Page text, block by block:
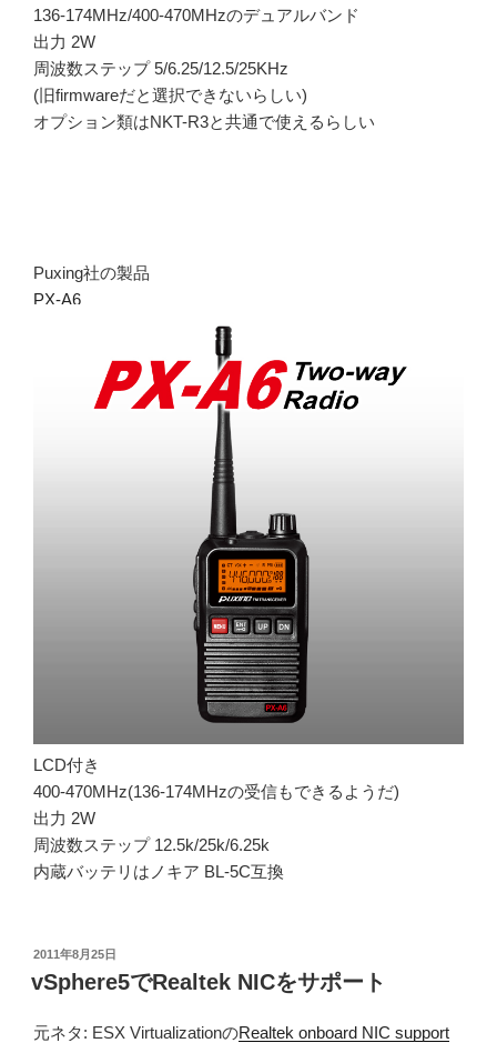
136-174MHz/400-470MHzのデュアルバンド
出力 2W
周波数ステップ 5/6.25/12.5/25KHz
(旧firmwareだと選択できないらしい)
オプション類はNKT-R3と共通で使えるらしい
Puxing社の製品
PX-A6
LCD付き
400-470MHz(136-174MHzの受信もできるようだ)
出力 2W
周波数ステップ 12.5k/25k/6.25k
内蔵バッテリはノキア BL-5C互換
投
日:
2011年8月25日
vSphere5でRealtek NICをサポート
元ネタ: ESX VirtualizationのRealtek onboard NIC support